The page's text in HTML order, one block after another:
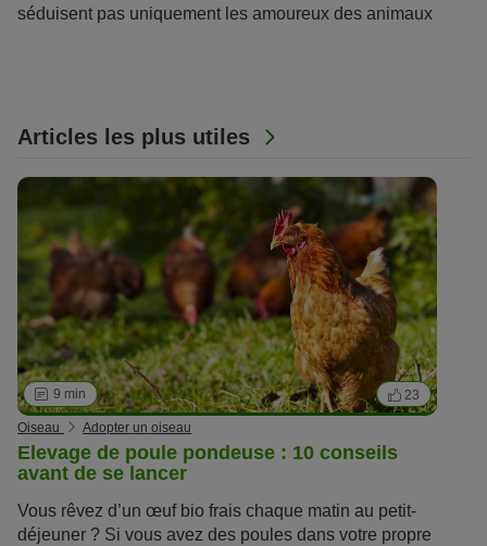
séduisent pas uniquement les amoureux des animaux
Articles les plus utiles
9 min 23
Oiseau Adopter un oiseau
Elevage de poule pondeuse : 10 conseils
avant de se lancer
Vous rêvez d’un œuf bio frais chaque matin au petit-
déjeuner ? Si vous avez des poules dans votre propre